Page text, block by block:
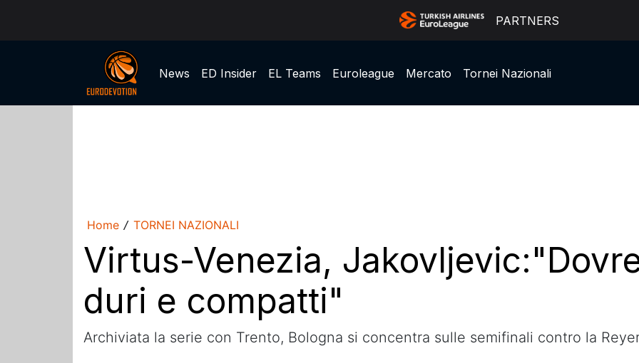
PARTNERS
News ED Insider EL Teams Euroleague Mercato Tornei Nazionali
Home / TORNEI NAZIONALI
Virtus-Venezia,
duri e compatti"
Archiviata la serie con Trento, Bologna si concentra sulle semifinali contro la